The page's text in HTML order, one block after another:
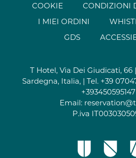
COOKIE
CONDIZIONI
I MIEI ORDINI
GDS
T Hotel, Via Dei Giudicati, 66
Sardegna, Italia, | Tel. +39
+393450595147
Email:
P.iva